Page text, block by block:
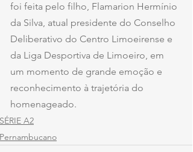
foi feita pelo filho, Flamarion Hermínio
da Silva, atual presidente do Conselho
Deliberativo do Centro Limoeirense e
da Liga Desportiva de Limoeiro, em
um momento de grande emoção e
reconhecimento à trajetória do
homenageado.
SÉRIE A2
Pernambucano